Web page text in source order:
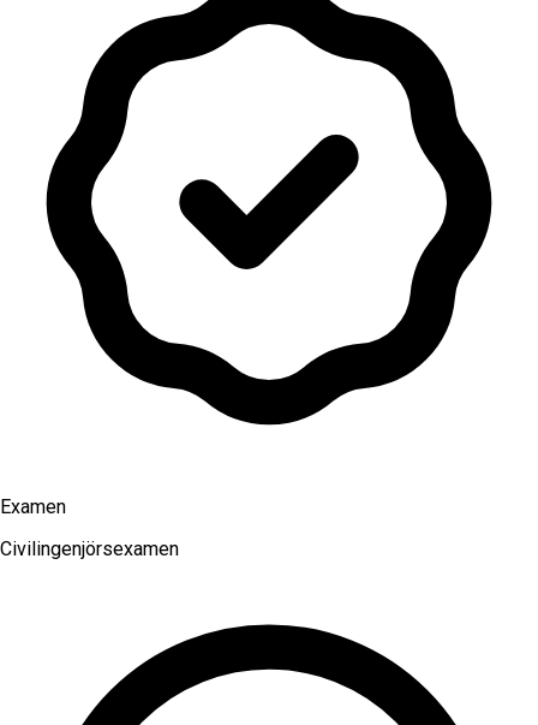
Examen
Civilingenjörsexamen